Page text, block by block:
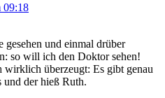
09:18
gesehen und einmal drüber
so will ich den Doktor sehen!
überzeugt: Es gibt genau
der hieß Ruth.